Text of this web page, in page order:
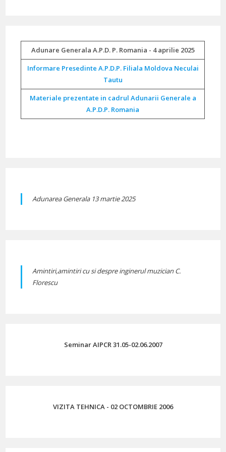
Adunare Generala A.P.D. P. Romania - 4 aprilie 2025
Informare Presedinte A.P.D.P. Filiala Moldova Neculai
Tautu
Materiale prezentate in cadrul Adunarii Generale a
A.P.D.P. Romania
Adunarea Generala 13 martie 2025
Amintiri,amintiri cu si despre inginerul muzician C.
Florescu
Seminar AIPCR 31.05-02.06.2007
VIZITA TEHNICA - 02 OCTOMBRIE 2006